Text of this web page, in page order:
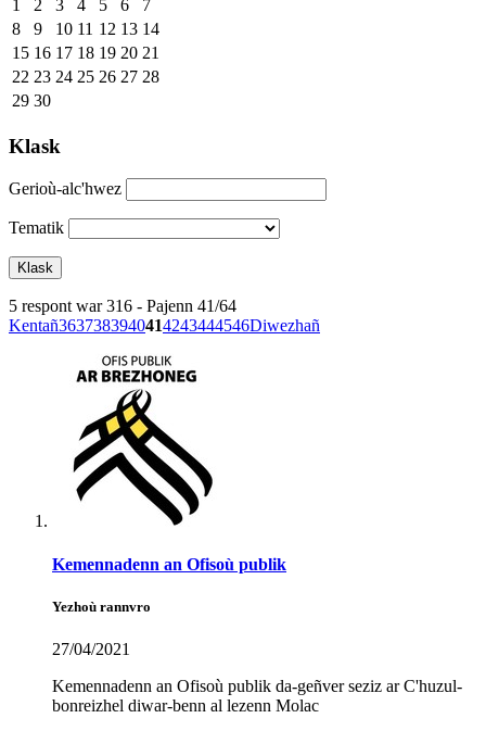
1
2 3 4 5 6
7
8
9 10 11 12 13 14
15 16 17 18 19 20 21
22 23 24 25 26 27 28
29 30
Klask
Gerioù-alc'hwez
Tematik
5 respont war 316 - Pajenn 41/64
Kentañ3637383940414243444546Diwezhañ
Kemennadenn an Ofisoù publik
Yezhoù rannvro
27/04/2021
Kemennadenn an Ofisoù publik da-geñver seziz ar C'huzul-
bonreizhel diwar-benn al lezenn Molac